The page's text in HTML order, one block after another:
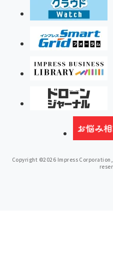
Copyright ©2026 Impress